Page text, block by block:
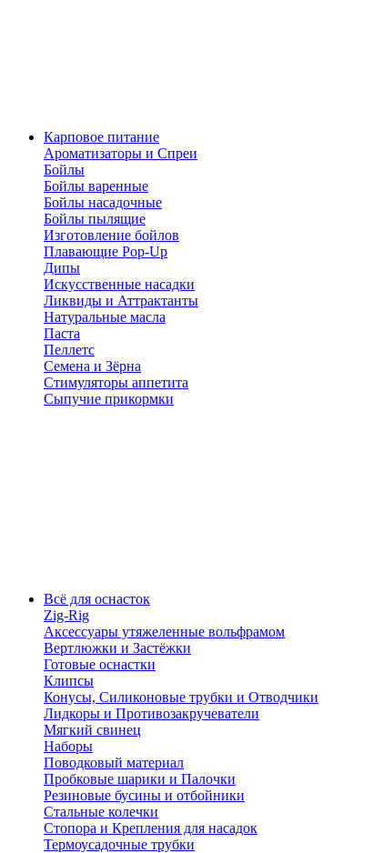
Карповое питание
Ароматизаторы и Спреи
Бойлы
Бойлы варенные
Бойлы насадочные
Бойлы пылящие
Изготовление бойлов
Плавающие Pop-Up
Дипы
Искусственные насадки
Ликвиды и Аттрактанты
Натуральные масла
Паста
Пеллетс
Семена и Зёрна
Стимуляторы аппетита
Сыпучие прикормки
Всё для оснасток
Zig-Rig
Аксессуары утяжеленные вольфрамом
Вертлюжки и Застёжки
Готовые оснастки
Клипсы
Конусы, Силиконовые трубки и Отводчики
Лидкоры и Противозакручеватели
Мягкий свинец
Наборы
Поводковый материал
Пробковые шарики и Палочки
Резиновые бусины и отбойники
Стальные колечки
Стопора и Крепления для насадок
Термоусадочные трубки